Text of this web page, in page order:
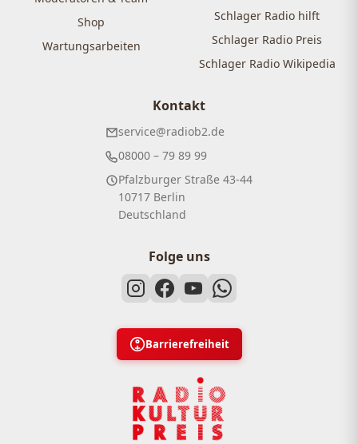
Shop
Wartungsarbeiten
Schlager Radio hilft
Schlager Radio Preis
Schlager Radio Wikipedia
Kontakt
service@radiob2.de
08000 – 79 89 99
Pfalzburger Straße 43-44
10717 Berlin
Deutschland
Folge uns
Barrierefreiheit